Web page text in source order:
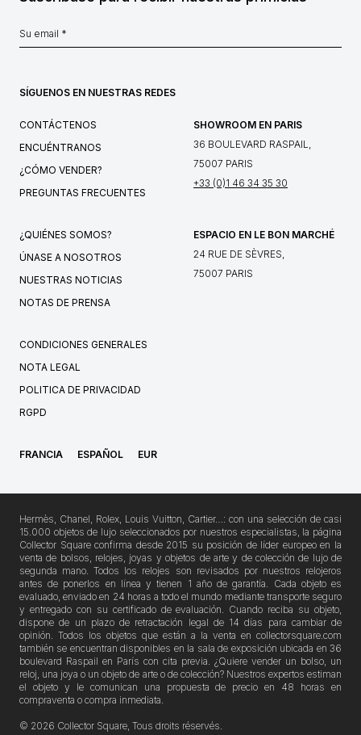
SÍGUENOS EN NUESTRAS REDES
CONTÁCTENOS
ENCUÉNTRANOS
¿CÓMO VENDER?
PREGUNTAS FRECUENTES
SHOWROOM EN PARIS
36 BOULEVARD RASPAIL,
75007 PARIS
+33 (0)1 46 34 35 30
¿QUIÉNES SOMOS?
ÚNASE A NOSOTROS
NUESTRAS NOTICIAS
NOTAS DE PRENSA
ESPACIO EN LE BON MARCHÉ
24 RUE DE SÈVRES,
75007 PARIS
CONDICIONES GENERALES
NOTA LEGAL
POLITICA DE PRIVACIDAD
RGPD
FRANCIA ESPAÑOL EUR
Hermès, Chanel, Rolex, Louis Vuitton, Cartier…: con una selección de casi
15.000 objetos de lujo seleccionados por nuestros especialistas, la página
Collector Square confirma desde 2015 su posición de líder europeo en la
venta de bolsos, relojes, joyas y objetos de arte y de colección de lujo de
segunda mano. Todos los relojes son revisados por nuestros relojeros
antes de ponerlos en línea y tienen 1 año de garantía. Cada objeto es
evaluado, enviado en 24 horas a todo el mundo mediante transporte seguro
y entregado con su certificado de evaluación. Cuando reciba su objeto,
dispone de un plazo de retractación legal de 14 días para cambiar de
opinión. Todos los objetos que están a la venta en collectorsquare.com
también se encuentran disponibles en la sala de exposición ubicada en 36
boulevard Raspail en París con cita previa. ¿Quiere vender un bolso, un
reloj, una joya o un objeto de arte o de colección? Nuestros expertos estiman
el objeto y le comunican una propuesta de precio en 48 horas en
compraventa o compra inmediata.
© 2026 Collector Square, Tous droits réservés.